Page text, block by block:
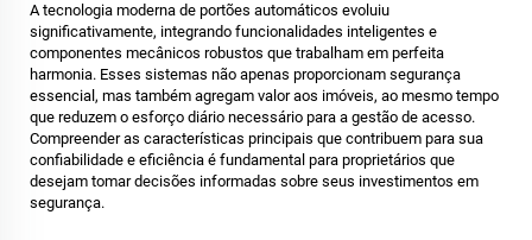
A tecnologia moderna de portões automáticos evoluiu
significativamente, integrando funcionalidades inteligentes e
componentes mecânicos robustos que trabalham em perfeita
harmonia. Esses sistemas não apenas proporcionam segurança
essencial, mas também agregam valor aos imóveis, ao mesmo tempo
que reduzem o esforço diário necessário para a gestão de acesso.
Compreender as características principais que contribuem para sua
confiabilidade e eficiência é fundamental para proprietários que
desejam tomar decisões informadas sobre seus investimentos em
segurança.